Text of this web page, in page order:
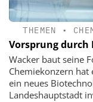
THEMEN •
Vorsprung durch
Wacker baut seine
Chemiekonzern
ein neues
Landeshauptstadt